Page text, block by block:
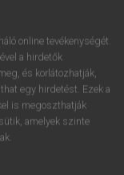
online tevékenységét.
a hirdetők
és korlátozhatják,
egy hirdetést. Ezek a
is megoszthatják
amelyek szinte